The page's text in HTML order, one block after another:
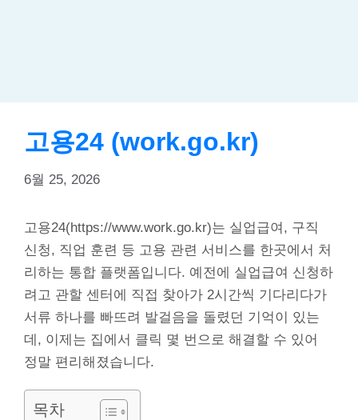
고용24 (work.go.kr)
6월 25, 2026
고용24(https://www.work.go.kr)는 실업급여, 구직
신청, 직업 훈련 등 고용 관련 서비스를 한곳에서 처
리하는 통합 플랫폼입니다. 예전에 실업급여 신청하
려고 관할 센터에 직접 찾아가 2시간씩 기다리다가
서류 하나를 빠뜨려 발걸음을 돌렸던 기억이 있는
데, 이제는 집에서 클릭 몇 번으로 해결할 수 있어
정말 편리해졌습니다.
목차